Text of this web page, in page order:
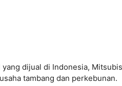
dijual di Indonesia,
tambang dan perkebunan.